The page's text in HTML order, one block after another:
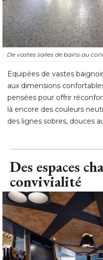
De vastes salles de bains au
Equipées de vastes
aux dimensions
pensées pour offrir
là encore des couleurs
des lignes sobres, douces
Des espaces
convivialité